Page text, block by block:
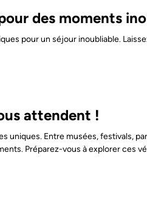
des moments
pour un séjour inoubliable.
attendent !
Entre musées, festivals,
Préparez-vous à explorer ces